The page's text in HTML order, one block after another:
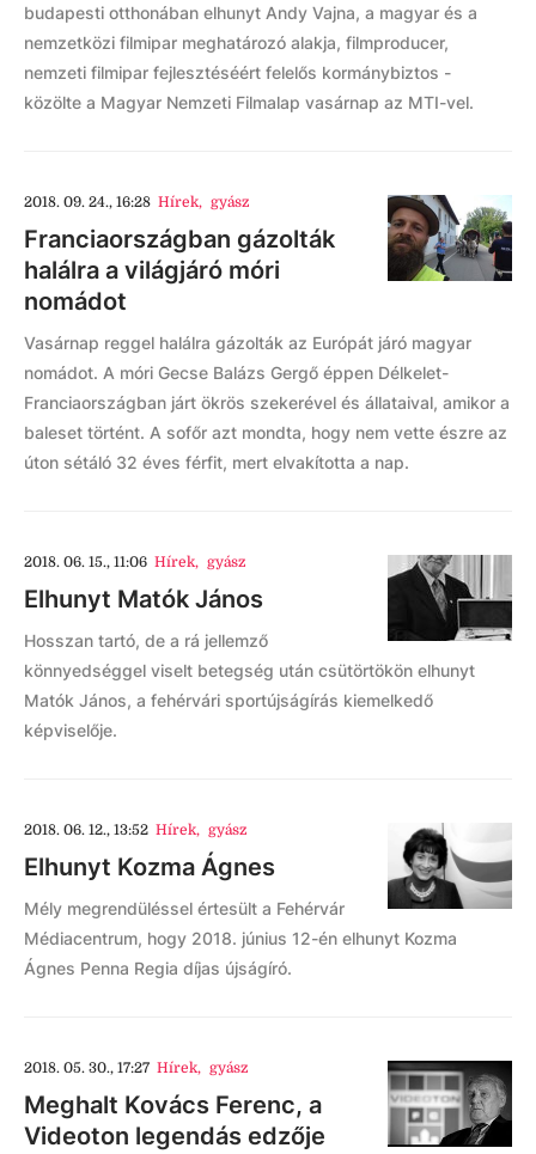
budapesti otthonában elhunyt Andy Vajna, a magyar és a
nemzetközi filmipar meghatározó alakja, filmproducer,
nemzeti filmipar fejlesztéséért felelős kormánybiztos -
közölte a Magyar Nemzeti Filmalap vasárnap az MTI-vel.
2018. 09. 24., 16:28 Hírek, gyász
Franciaországban gázolták
halálra a világjáró móri
nomádot
Vasárnap reggel halálra gázolták az Európát járó magyar
nomádot. A móri Gecse Balázs Gergő éppen Délkelet-
Franciaországban járt ökrös szekerével és állataival, amikor a
baleset történt. A sofőr azt mondta, hogy nem vette észre az
úton sétáló 32 éves férfit, mert elvakította a nap.
2018. 06. 15., 11:06 Hírek, gyász
Elhunyt Matók János
Hosszan tartó, de a rá jellemző
könnyedséggel viselt betegség után csütörtökön elhunyt
Matók János, a fehérvári sportújságírás kiemelkedő
képviselője.
2018. 06. 12., 13:52 Hírek, gyász
Elhunyt Kozma Ágnes
Mély megrendüléssel értesült a Fehérvár
Médiacentrum, hogy 2018. június 12-én elhunyt Kozma
Ágnes Penna Regia díjas újságíró.
2018. 05. 30., 17:27 Hírek, gyász
Meghalt Kovács Ferenc, a
Videoton legendás edzője